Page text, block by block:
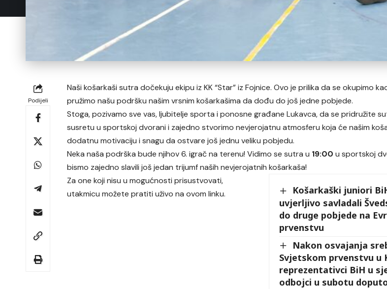
Podijeli
Naši košarkaši sutra dočekuju ekipu iz KK “Star” iz Fojnice. Ovo je prilika da se okupimo
pružimo našu podršku našim vrsnim košarkašima da dođu do još jedne pobjede.
Stoga, pozivamo sve vas, ljubitelje sporta i ponosne građane Lukavca, da se pridružite
susretu u sportskoj dvorani i zajedno stvorimo nevjerojatnu atmosferu koja će našim
dodatnu motivaciju i snagu da ostvare još jednu veliku pobjedu.
Neka naša podrška bude njihov 6. igrač na terenu! Vidimo se sutra u 19:00 u sportskoj
bismo zajedno slavili još jedan trijumf naših nevjerojatnih košarkaša!
Košarkaški juniori
uvjerljivo savladali
do druge pobjede na
prvenstvu
Nakon osvajanja
Svjetskom prvenstvu u
reprezentativci BiH u
odbojci u subotu
Za one koji nisu u mogućnosti prisustvovati,
utakmicu možete pratiti uživo naovom linku.